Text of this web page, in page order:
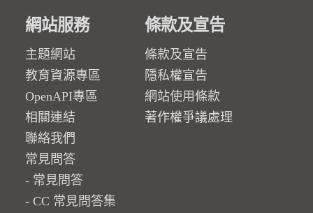
網站服務
主題網站
教育資源專區
OpenAPI專區
相關連結
聯絡我們
常見問答
常見問答
CC 常見問答集
條款及宣告
條款及宣告
隱私權宣告
網站使用條款
著作權爭議處理